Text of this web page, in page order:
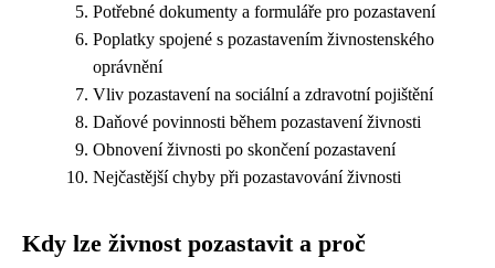
Potřebné dokumenty a formuláře pro pozastavení
Poplatky spojené s pozastavením živnostenského
oprávnění
Vliv pozastavení na sociální a zdravotní pojištění
Daňové povinnosti během pozastavení živnosti
Obnovení živnosti po skončení pozastavení
Nejčastější chyby při pozastavování živnosti
Kdy lze živnost pozastavit a proč